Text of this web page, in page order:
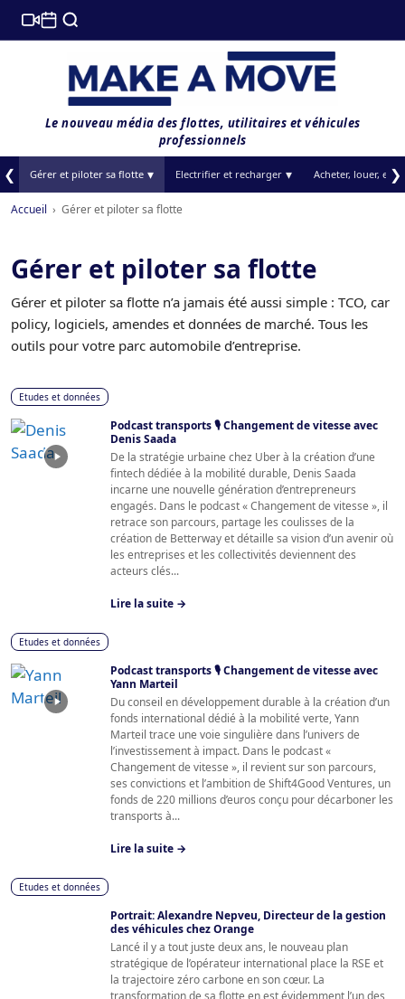
Le nouveau média des flottes, utilitaires et véhicules
professionnels
❮ Gérer et piloter sa flotte Electrifier et recharger Acheter, louer, et❯
Accueil › Gérer et piloter sa flotte
Gérer et piloter sa flotte
Gérer et piloter sa flotte n’a jamais été aussi simple : TCO, car
policy, logiciels, amendes et données de marché. Tous les
outils pour votre parc automobile d’entreprise.
Etudes et données
Podcast transports 🎙️ Changement de vitesse avec
Denis Saada
De la stratégie urbaine chez Uber à la création d’une
fintech dédiée à la mobilité durable, Denis Saada
incarne une nouvelle génération d’entrepreneurs
engagés. Dans le podcast « Changement de vitesse », il
retrace son parcours, partage les coulisses de la
création de Betterway et détaille sa vision d’un avenir où
les entreprises et les collectivités deviennent des
acteurs clés...
Lire la suite →
Etudes et données
Podcast transports 🎙️ Changement de vitesse avec
Yann Marteil
Du conseil en développement durable à la création d’un
fonds international dédié à la mobilité verte, Yann
Marteil trace une voie singulière dans l’univers de
l’investissement à impact. Dans le podcast «
Changement de vitesse », il revient sur son parcours,
ses convictions et l’ambition de Shift4Good Ventures, un
fonds de 220 millions d’euros conçu pour décarboner les
transports à...
Lire la suite →
Etudes et données
Portrait: Alexandre Nepveu, Directeur de la gestion
des véhicules chez Orange
Lancé il y a tout juste deux ans, le nouveau plan
stratégique de l’opérateur international place la RSE et
la trajectoire zéro carbone en son cœur. La
transformation de sa flotte en est évidemment l’un des